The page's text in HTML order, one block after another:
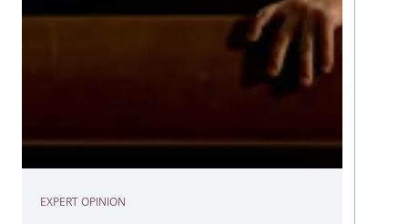
EXPERT OPINION